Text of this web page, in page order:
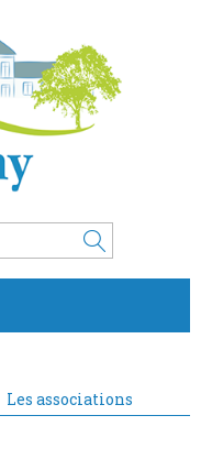
Les associations